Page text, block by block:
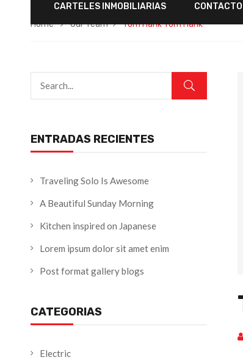
CARTELES INMOBILIARIAS
CONTACTO
Home
Our Team Tom HankTom Hank
ENTRADAS RECIENTES
Traveling Solo Is Awesome
A Beautiful Sunday Morning
Kitchen inspired on Japanese
Lorem ipsum dolor sit amet enim
Post format gallery blogs
CATEGORIAS
Electric